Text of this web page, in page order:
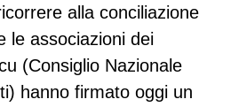
alla conciliazione
le associazioni dei
(Consiglio Nazionale
hanno firmato oggi un